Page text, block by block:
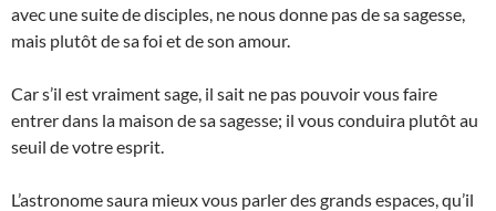
avec une suite de disciples, ne nous donne pas de sa sagesse,
mais plutôt de sa foi et de son amour.
Car s’il est vraiment sage, il sait ne pas pouvoir vous faire
entrer dans la maison de sa sagesse; il vous conduira plutôt au
seuil de votre esprit.
L’astronome saura mieux vous parler des grands espaces, qu’il